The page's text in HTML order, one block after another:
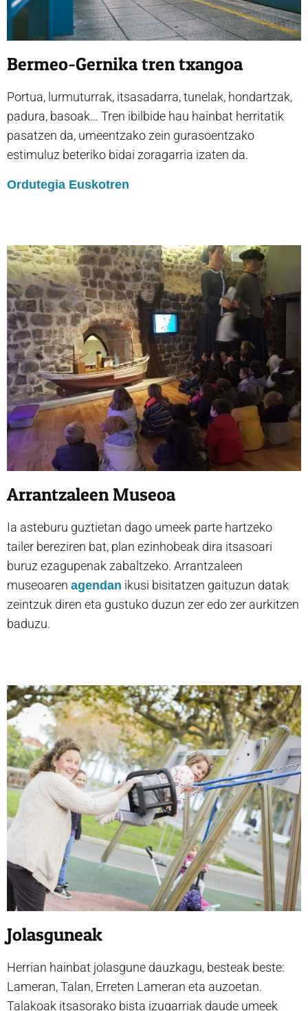
Bermeo-Gernika tren txangoa
Portua, lurmuturrak, itsasadarra, tunelak, hondartzak,
padura, basoak… Tren ibilbide hau hainbat herritatik
pasatzen da, umeentzako zein gurasoentzako
estimuluz beteriko bidai zoragarria izaten da.
Ordutegia Euskotren
Arrantzaleen Museoa
Ia asteburu guztietan dago umeek parte hartzeko
tailer bereziren bat, plan ezinhobeak dira itsasoari
buruz ezagupenak zabaltzeko. Arrantzaleen
museoaren agendan ikusi bisitatzen gaituzun datak
zeintzuk diren eta gustuko duzun zer edo zer aurkitzen
baduzu.
Jolasguneak
Herrian hainbat jolasgune dauzkagu, besteak beste:
Lameran, Talan, Erreten Lameran eta auzoetan.
Talakoak itsasorako bista izugarriak daude umeek